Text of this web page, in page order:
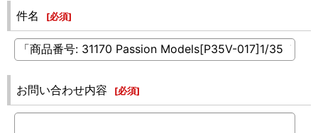
件名 [必須]
お問い合わせ内容 [必須]